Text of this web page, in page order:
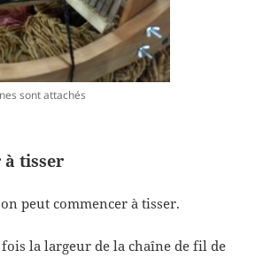
sont attachés
à tisser
peut commencer à tisser.
fois la largeur de la chaîne de fil de